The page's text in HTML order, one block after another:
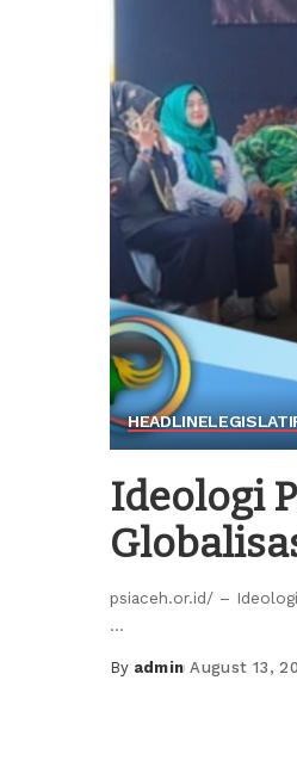
HEADLINE
Ideologi
psiaceh.or.id/ –
...
Posted
By admin August 13,